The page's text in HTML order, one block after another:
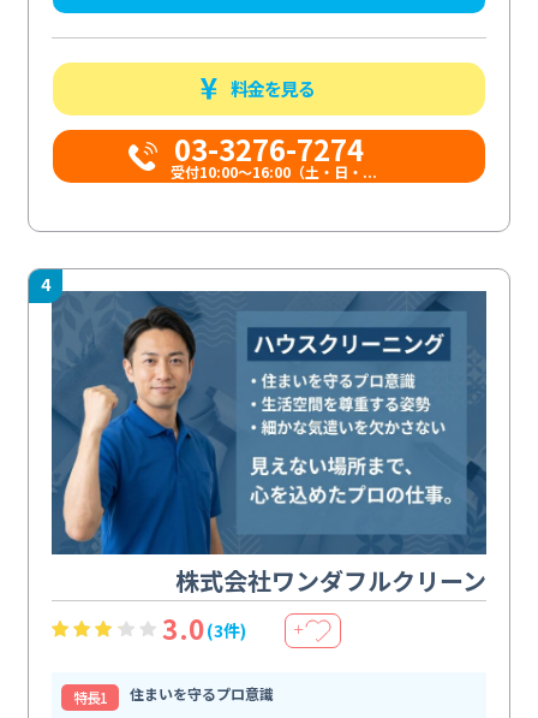
料金を見る
03-3276-7274
受付10:00〜16:00（土・日・...
4
株式会社ワンダフルクリーン
3.0(3件) ＋
特⻑1
住まいを守るプロ意識